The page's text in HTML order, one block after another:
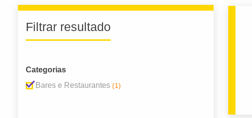
Filtrar resultado
Categorias
Bares e Restaurantes (1)